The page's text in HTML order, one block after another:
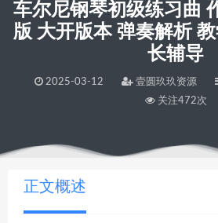
车尔尼钢琴初级练习曲
版 大开版本 弹奏解析
长辅导
2025-03-12 壹圆玖玖资源
关注472次
当前位置： 壹圆玖玖资源 车尔尼钢琴初级练习曲 作品599 大音
正文概述